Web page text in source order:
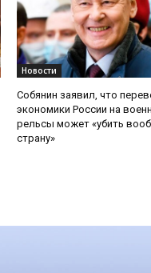
Новости
Собянин заявил, что
экономики России на
рельсы может «убить
страну»